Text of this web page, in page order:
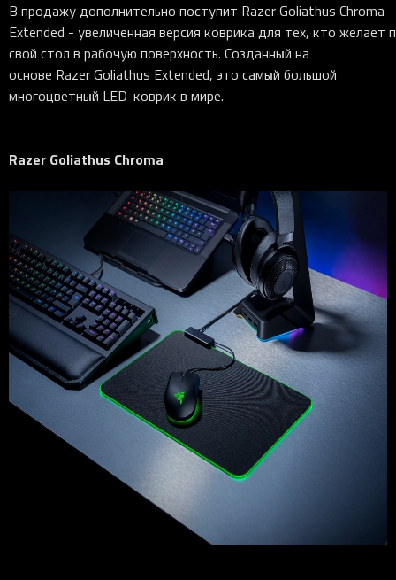
В продажу дополнительно поступит RazerGoliathus Chroma
Extended - увеличенная версия коврика для тех, кто желает
свой стол в рабочую поверхность. Созданный на
основе RazerGoliathus Extended, это самый большой
многоцветный LED-коврик в мире.
Razer Goliathus Chroma